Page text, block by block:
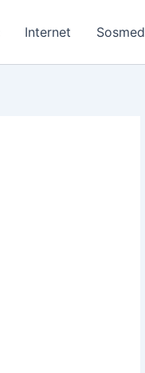
Internet Sosmed